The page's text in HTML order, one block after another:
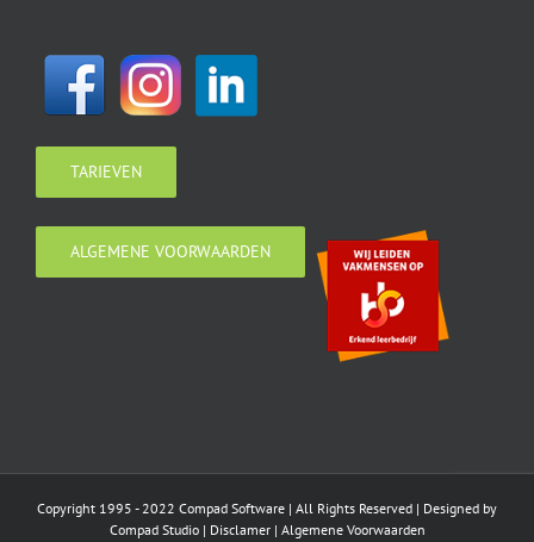
TARIEVEN
ALGEMENE VOORWAARDEN
Copyright 1995 - 2022 Compad Software | All Rights Reserved | Designed by
Compad Studio| Disclamer| Algemene Voorwaarden